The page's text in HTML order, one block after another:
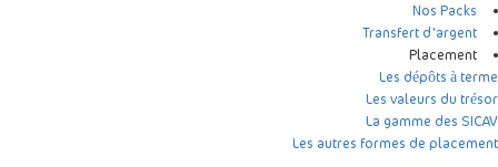
Nos Packs
Transfert d'argent
Placement
Les dépôts à terme
Les valeurs du trésor
La gamme des SICAV
Les autres formes de placement